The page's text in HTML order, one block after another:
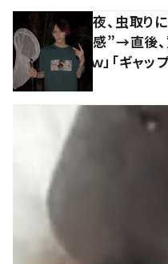
夜、虫取り
感”→直後、
ｗ」「ギャッ